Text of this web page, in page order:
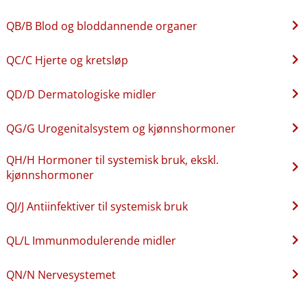
QB​/​B Blod og bloddannende organer
QC​/​C Hjerte og kretsløp
QD​/​D Dermatologiske midler
QG​/​G Urogenitalsystem og kjønnshormoner
QH​/​H Hormoner til systemisk bruk, ekskl.
kjønnshormoner
QJ​/​J Antiinfektiver til systemisk bruk
QL​/​L Immunmodulerende midler
QN​/​N Nervesystemet